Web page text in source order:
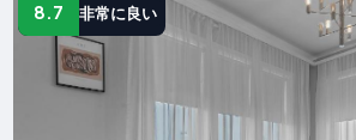
8.7 非常に良い